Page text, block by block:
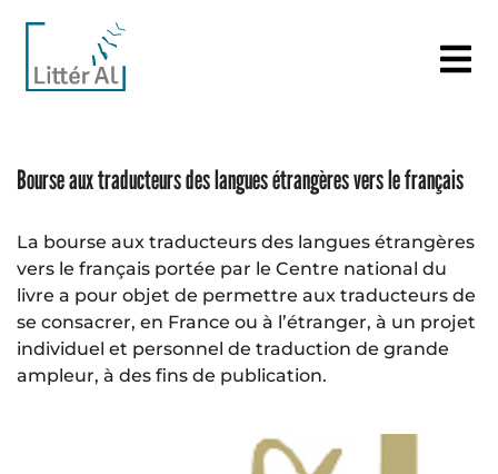
Bourse aux traducteurs des langues étrangères vers le français
La bourse aux traducteurs des langues étrangères
vers le français portée par le Centre national du
livre a pour objet de permettre aux traducteurs de
se consacrer, en France ou à l’étranger, à un projet
individuel et personnel de traduction de grande
ampleur, à des fins de publication.